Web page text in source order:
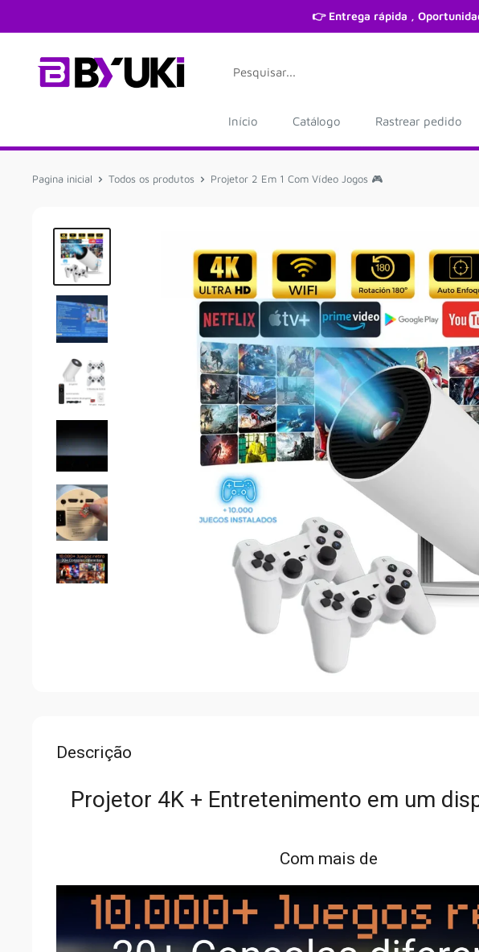
👉 Entrega rápida ,
Início Catálogo Rastrear pedido
Pagina inicial Todos os produtos Projetor 2 Em 1 Com Vídeo Jogos 🎮
Descrição
Projetor 4K + Entretenimento em um
Com mais de